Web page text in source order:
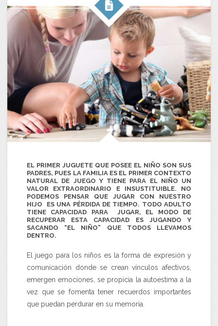
EL PRIMER JUGUETE QUE POSEE EL NIÑO SON SUS
PADRES, PUES LA FAMILIA ES EL PRIMER CONTEXTO
NATURAL DE JUEGO Y TIENE PARA EL NIÑO UN
VALOR EXTRAORDINARIO E INSUSTITUIBLE. NO
PODEMOS PENSAR QUE JUGAR CON NUESTRO
HIJO ES UNA PÉRDIDA DE TIEMPO. TODO ADULTO
TIENE CAPACIDAD PARA JUGAR, EL MODO DE
RECUPERAR ESTA CAPACIDAD ES JUGANDO Y
SACANDO “EL NIÑO” QUE TODOS LLEVAMOS
DENTRO.
El juego para los niños es la forma de expresión y
comunicación donde se crean vínculos afectivos,
emergen emociones, se propicia la autoestima a la
vez que se fomenta tener recuerdos importantes
que puedan perdurar en su memoria.